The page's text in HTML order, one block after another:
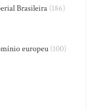
Brasileira (186)
europeu(100)